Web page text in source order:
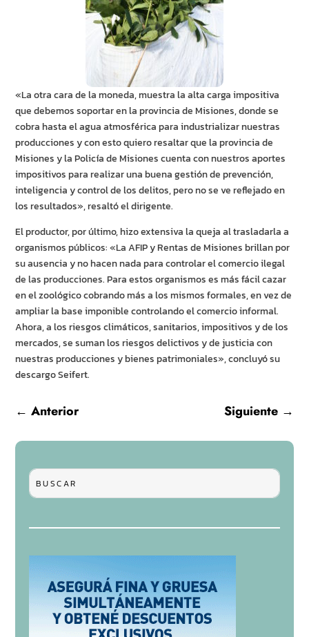
«La otra cara de la moneda, muestra la alta carga impositiva
que debemos soportar en la provincia de Misiones, donde se
cobra hasta el agua atmosférica para industrializar nuestras
producciones y con esto quiero resaltar que la provincia de
Misiones y la Policía de Misiones cuenta con nuestros aportes
impositivos para realizar una buena gestión de prevención,
inteligencia y control de los delitos, pero no se ve reflejado en
los resultados», resaltó el dirigente.
El productor, por último, hizo extensiva la queja al trasladarla a
organismos públicos: «La AFIP y Rentas de Misiones brillan por
su ausencia y no hacen nada para controlar el comercio ilegal
de las producciones. Para estos organismos es más fácil cazar
en el zoológico cobrando más a los mismos formales, en vez de
ampliar la base imponible controlando el comercio informal.
Ahora, a los riesgos climáticos, sanitarios, impositivos y de los
mercados, se suman los riesgos delictivos y de justicia con
nuestras producciones y bienes patrimoniales», concluyó su
descargo Seifert.
←Anterior Siguiente→